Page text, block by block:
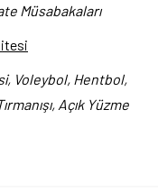
Müsabakaları
Voleybol, Hentbol,
Açık Yüzme